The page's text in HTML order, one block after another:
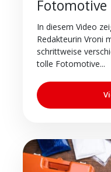
Fotomotive
In diesem Video
Redakteurin Vroni
schrittweise
tolle Fotomotive...